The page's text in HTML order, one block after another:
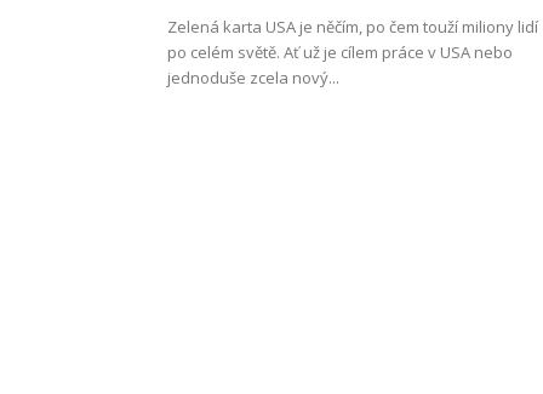
práce,
Zelená karta USA je něčím, po čem touží miliony lidí
po celém světě. Ať už je cílem práce v USA nebo
jednoduše zcela nový...